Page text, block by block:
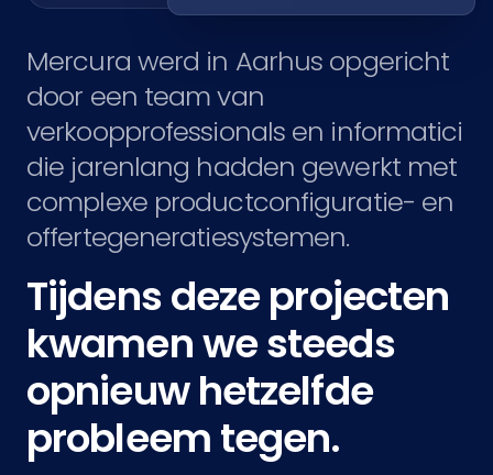
Mercura werd in Aarhus opgericht
door een team van
verkoopprofessionals en informatici
die jarenlang hadden gewerkt met
complexe productconfiguratie- en
offertegeneratiesystemen.
Tijdens deze projecten
kwamen we steeds
opnieuw hetzelfde
probleem tegen.